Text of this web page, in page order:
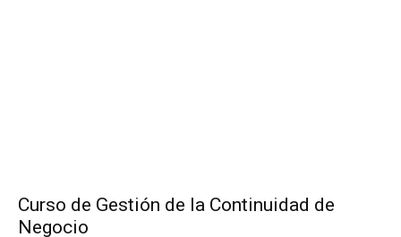
Curso de Gestión de la Continuidad de
Negocio